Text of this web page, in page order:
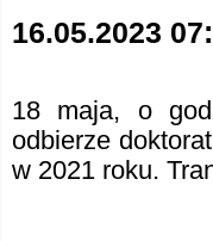
16.05.2023
18 maja, o
odbierze
w 2021 roku.